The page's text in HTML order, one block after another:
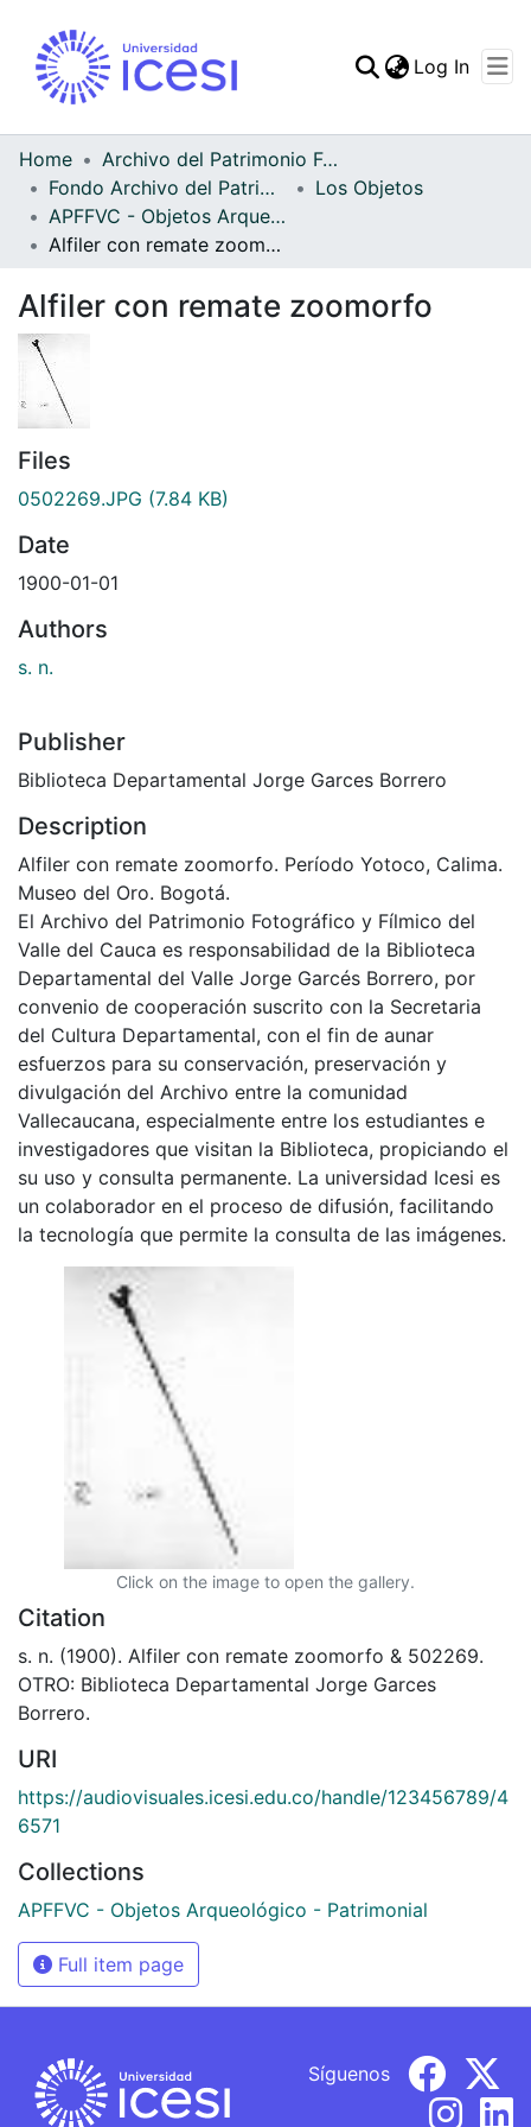
Statistics
Log In
Home
Archivo del Patrimonio Fotográfico y Fílmico del Valle del Cauca
Fondo Archivo del Patrimonio Fotográfico y Fílmico del Valle del Cauca
Los Objetos
APFFVC - Objetos Arqueológico - Patrimonial
Alfiler con remate zoomorfo
Alfiler con remate zoomorfo
Files
0502269.JPG (7.84 KB)
Date
1900-01-01
Authors
s. n.
Publisher
Biblioteca Departamental Jorge Garces Borrero
Description
Alfiler con remate zoomorfo. Período Yotoco, Calima.
Museo del Oro. Bogotá.
El Archivo del Patrimonio Fotográfico y Fílmico del
Valle del Cauca es responsabilidad de la Biblioteca
Departamental del Valle Jorge Garcés Borrero, por
convenio de cooperación suscrito con la Secretaria
del Cultura Departamental, con el fin de aunar
esfuerzos para su conservación, preservación y
divulgación del Archivo entre la comunidad
Vallecaucana, especialmente entre los estudiantes e
investigadores que visitan la Biblioteca, propiciando el
su uso y consulta permanente. La universidad Icesi es
un colaborador en el proceso de difusión, facilitando
la tecnología que permite la consulta de las imágenes.
Click on the image to open the gallery.
Citation
s. n. (1900). Alfiler con remate zoomorfo & 502269.
OTRO: Biblioteca Departamental Jorge Garces
Borrero.
URI
https://audiovisuales.icesi.edu.co/handle/123456789/4
6571
Collections
APFFVC - Objetos Arqueológico - Patrimonial
Full item page
Síguenos